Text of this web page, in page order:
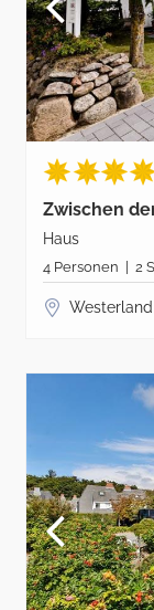
Zwischen
Haus
4 Personen | 2
Westerland